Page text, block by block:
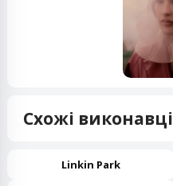
Схожі виконавці
Linkin Park